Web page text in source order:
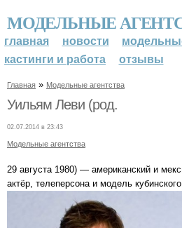
МОДЕЛЬНЫЕ
главная новости
кастинги и работа
отзывы
Главная » Модельные агентства
Уильям Леви (род.
02.07.2014 в 23:43
Модельные агентства
29 августа 1980) — американский и
актёр, телеперсона и модель